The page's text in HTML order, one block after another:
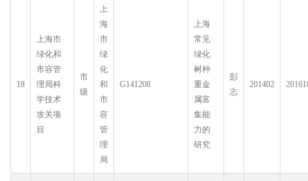
18
上海市
绿化和
市容管
理局科
学技术
攻关项
目
市
级
上
海
市
绿
化
和
市
容
管
理
局
G141208
上海
常见
绿化
树种
重金
属富
集能
力的
研究
彭
志
201402